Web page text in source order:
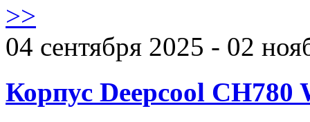
>>
04 сентября 2025 - 02
Корпус Deepcool CH780